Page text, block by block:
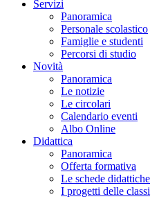
Servizi
Panoramica
Personale scolastico
Famiglie e studenti
Percorsi di studio
Novità
Panoramica
Le notizie
Le circolari
Calendario eventi
Albo Online
Didattica
Panoramica
Offerta formativa
Le schede didattiche
I progetti delle classi